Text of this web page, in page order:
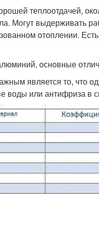
теплоотдачей,
Могут выдерживать
отоплении.
основные
является то, что
воды или антифриза в